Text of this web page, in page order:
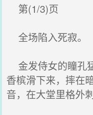
第(1/3)页
全场陷入死寂。
金发侍女的瞳孔
香槟滑下来，摔在
音，在大堂里格外刺